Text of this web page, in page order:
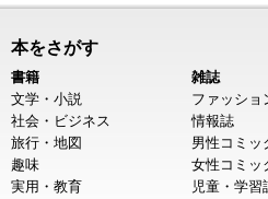
本をさがす
書籍
文学・小説
社会・ビジネス
旅行・地図
趣味
実用・教育
雑誌
ファッショ
情報誌
男性コミッ
女性コミッ
児童・学習